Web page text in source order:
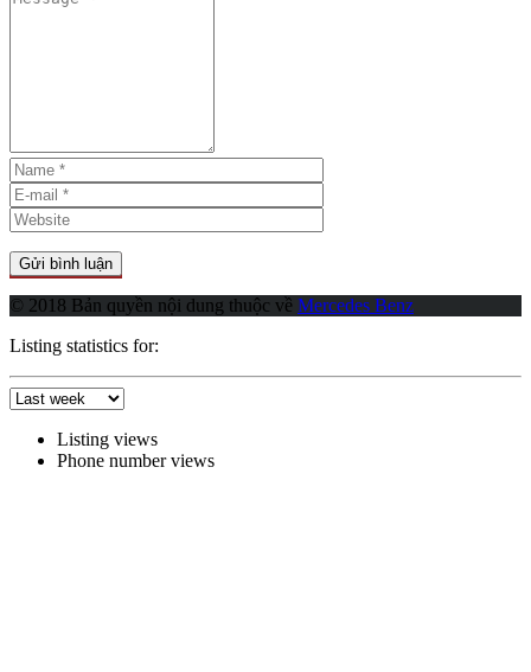
© 2018 Bản quyền nội dung thuộc về Mercedes Benz
Listing statistics for:
Listing views
Phone number views